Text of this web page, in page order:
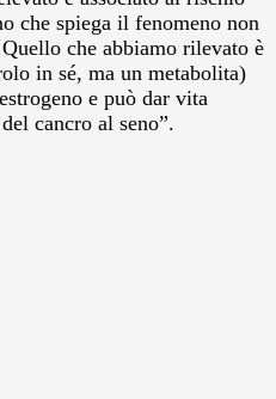
che spiega il fenomeno non
che abbiamo rilevato è
in sé, ma un metabolita)
e può dar vita
cancro al seno”.